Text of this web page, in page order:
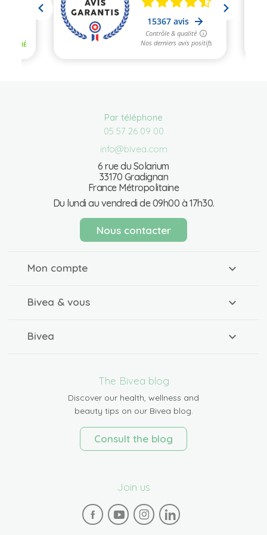
Par téléphone
05 57 26 09 00
info@bivea.com
6 rue du Solarium
33170 Gradignan
France Métropolitaine
Du lundi au vendredi de 09h00 à 17h30.
Nous contacter
Mon compte
Bivea & vous
Bivea
The Bivea blog
Discover our health, wellness and
beauty tips on our Bivea blog.
Consult the blog
Join us